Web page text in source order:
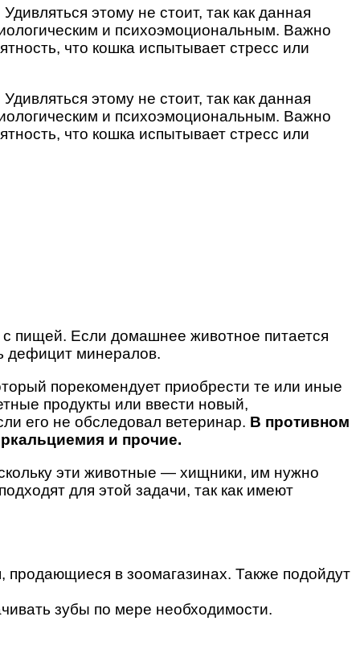
этому не стоит, так как данная
и психоэмоциональным. Важно
что кошка испытывает стресс или
этому не стоит, так как данная
и психоэмоциональным. Важно
что кошка испытывает стресс или
с пищей. Если домашнее животное питается
дефицит минералов.
порекомендует приобрести те или иные
продукты или ввести новый,
его не обследовал ветеринар. В противном
и прочие.
эти животные — хищники, им нужно
для этой задачи, так как имеют
продающиеся в зоомагазинах. Также подойдут
зубы по мере необходимости.